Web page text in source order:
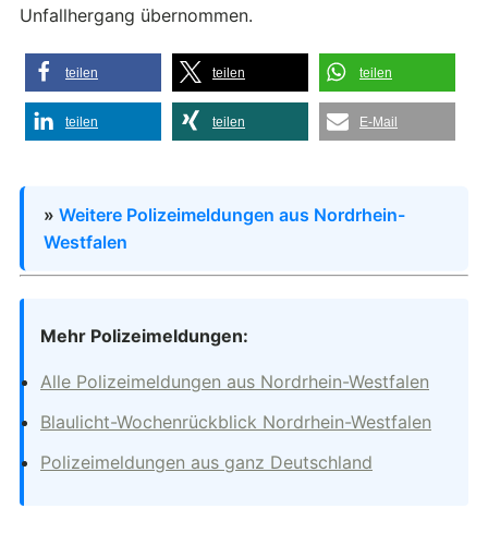
Unfallhergang übernommen.
teilen teilen teilen
teilen teilen E-Mail
» Weitere Polizeimeldungen aus Nordrhein-
Westfalen
Mehr Polizeimeldungen:
Alle Polizeimeldungen aus Nordrhein-Westfalen
Blaulicht-Wochenrückblick Nordrhein-Westfalen
Polizeimeldungen aus ganz Deutschland